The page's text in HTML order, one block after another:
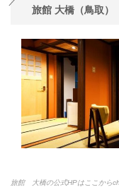
旅館 大橋（鳥取）
旅館 大橋の公式HPはここから